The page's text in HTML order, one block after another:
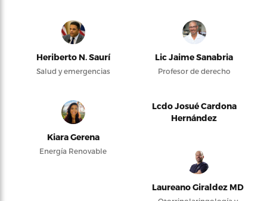
Heriberto N. Saurí
Salud y emergencias
Lic Jaime Sanabria
Profesor de derecho
Kiara Gerena
Energía Renovable
Lcdo Josué Cardona
Hernández
Laureano Giraldez MD